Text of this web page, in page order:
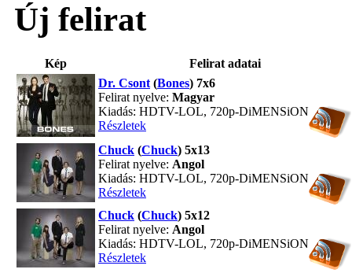
Új felirat
Kép
Felirat adatai
Dr. Csont (Bones) 7x6
Felirat nyelve: Magyar
Kiadás: HDTV-LOL, 720p-DiMENSiON
Részletek
Chuck (Chuck) 5x13
Felirat nyelve: Angol
Kiadás: HDTV-LOL, 720p-DiMENSiON
Részletek
Chuck (Chuck) 5x12
Felirat nyelve: Angol
Kiadás: HDTV-LOL, 720p-DiMENSiON
Részletek